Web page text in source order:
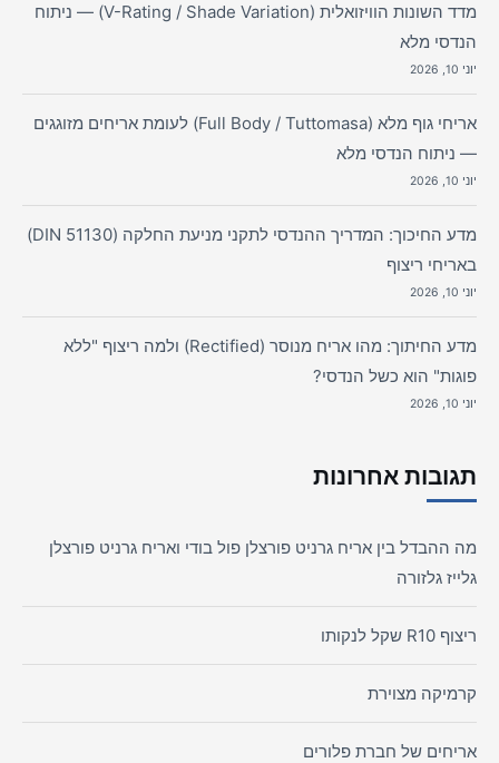
מדד השונות הוויזואלית (V-Rating / Shade Variation) — ניתוח
הנדסי מלא
יוני 10, 2026
אריחי גוף מלא (Full Body / Tuttomasa) לעומת אריחים מזוגגים
— ניתוח הנדסי מלא
יוני 10, 2026
מדע החיכוך: המדריך ההנדסי לתקני מניעת החלקה (DIN 51130)
באריחי ריצוף
יוני 10, 2026
מדע החיתוך: מהו אריח מנוסר (Rectified) ולמה ריצוף "ללא
פוגות" הוא כשל הנדסי?
יוני 10, 2026
תגובות אחרונות
מה ההבדל בין אריח גרניט פורצלן פול בודי ואריח גרניט פורצלן
גלייז גלזורה
ריצוף R10 שקל לנקותו
קרמיקה מצוירת
אריחים של חברת פלורים